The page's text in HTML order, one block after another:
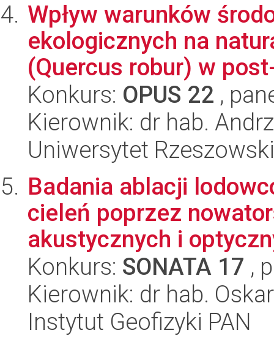
Wpływ warunków
ekologicznych na
(Quercus robur) w
Konkurs: OPUS 22 ,
Kierownik: dr hab.
Uniwersytet Rzeszowski
Badania ablacji
cieleń poprzez
akustycznych i
Konkurs: SONATA 17 ,
Kierownik: dr hab.
Instytut Geofizyki PAN